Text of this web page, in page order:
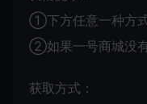
①下方任意一种方
②如果一号商城没
获取方式：